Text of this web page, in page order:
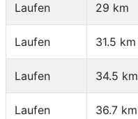
Laufen 29 km
Laufen 31.5 km
Laufen 34.5 km
Laufen 36.7 km